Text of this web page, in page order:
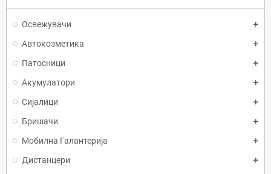
Освежувачи
Автокозметика
Патосници
Акумулатори
Сијалици
Бришачи
Мобилна Галантерија
Дистанцери